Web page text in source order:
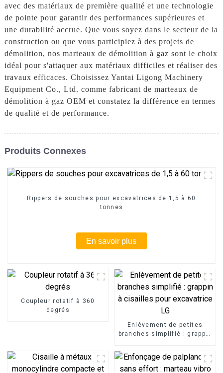
avec des matériaux de première qualité et une technologie
de pointe pour garantir des performances supérieures et
une durabilité accrue. Que vous soyez dans le secteur de la
construction ou que vous participiez à des projets de
démolition, nos marteaux de démolition à gaz sont le choix
idéal pour s'attaquer aux matériaux difficiles et réaliser des
travaux efficaces. Choisissez Yantai Ligong Machinery
Equipment Co., Ltd. comme fabricant de marteaux de
démolition à gaz OEM et constatez la différence en termes
de qualité et de performance.
Produits Connexes
Rippers de souches pour excavatrices de 1,5 à 60
tonnes
En savoir plus
Coupleur rotatif à 360
degrés
Enlèvement de petites
branches simplifié : grappin